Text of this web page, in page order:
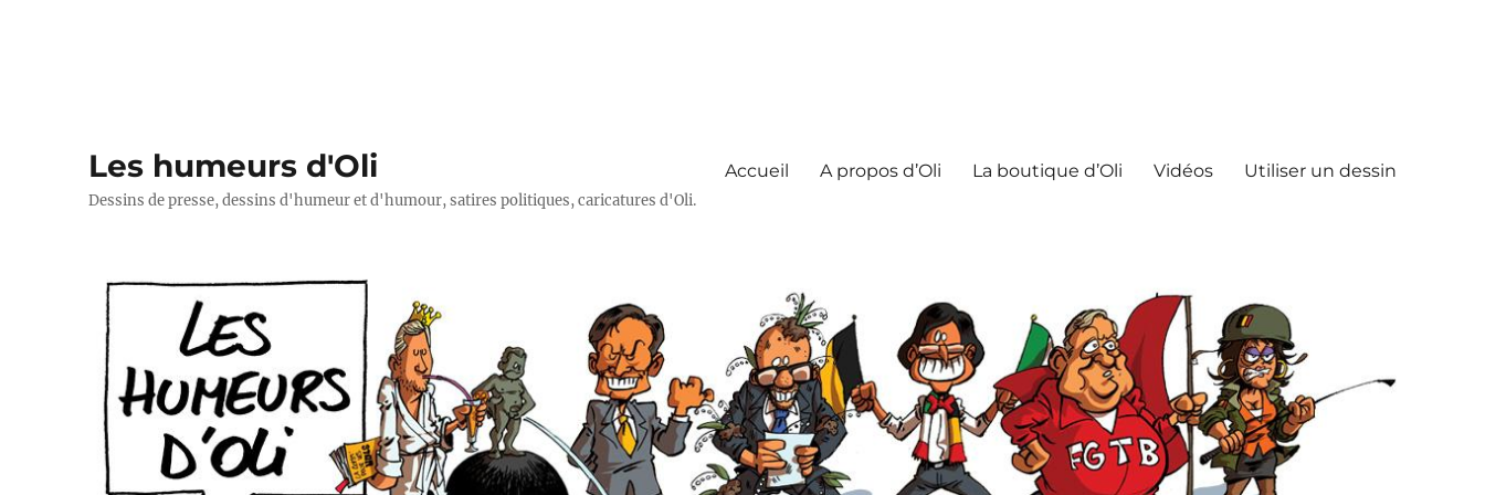
Les humeurs d'Oli
Dessins de presse, dessins d'humeur et d'humour, satires politiques, caricatures d'Oli.
Accueil A propos d’Oli La boutique d’Oli Vidéos Utiliser un dessin